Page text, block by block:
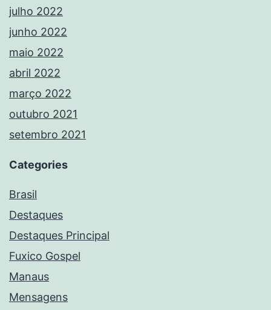
julho 2022
junho 2022
maio 2022
abril 2022
março 2022
outubro 2021
setembro 2021
Categories
Brasil
Destaques
Destaques Principal
Fuxico Gospel
Manaus
Mensagens